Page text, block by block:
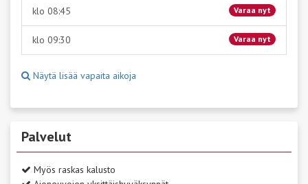
klo 08:45 Varaa nyt
klo 09:30 Varaa nyt
Näytä lisää vapaita aikoja
Palvelut
Myös raskas kalusto